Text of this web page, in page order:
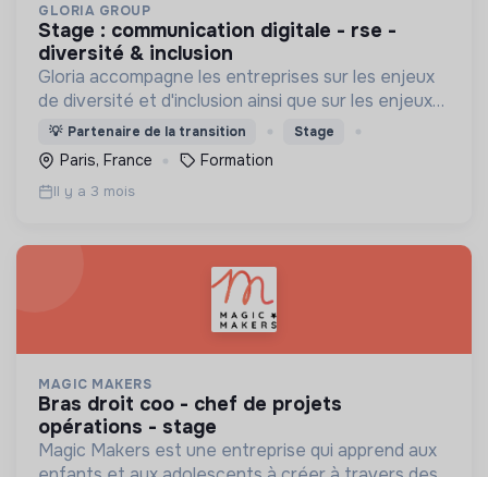
GLORIA GROUP
stage : communication digitale - rse -
diversité & inclusion
Gloria accompagne les entreprises sur les enjeux
de diversité et d'inclusion ainsi que sur les enjeux
environnementaux.
💡 Partenaire de la transition Stage
Paris, France Formation
Il y a 3 mois
MAGIC MAKERS
bras droit coo - chef de projets
opérations - stage
Magic Makers est une entreprise qui apprend aux